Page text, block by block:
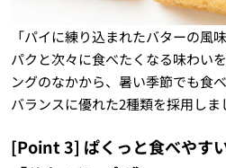
「パイに練り込まれたバターの風
パクと次々に食べたくなる味わい
ングのなかから、暑い季節でも食
バランスに優れた2種類を採用しま
[Point 3] ぱくっと食べやす